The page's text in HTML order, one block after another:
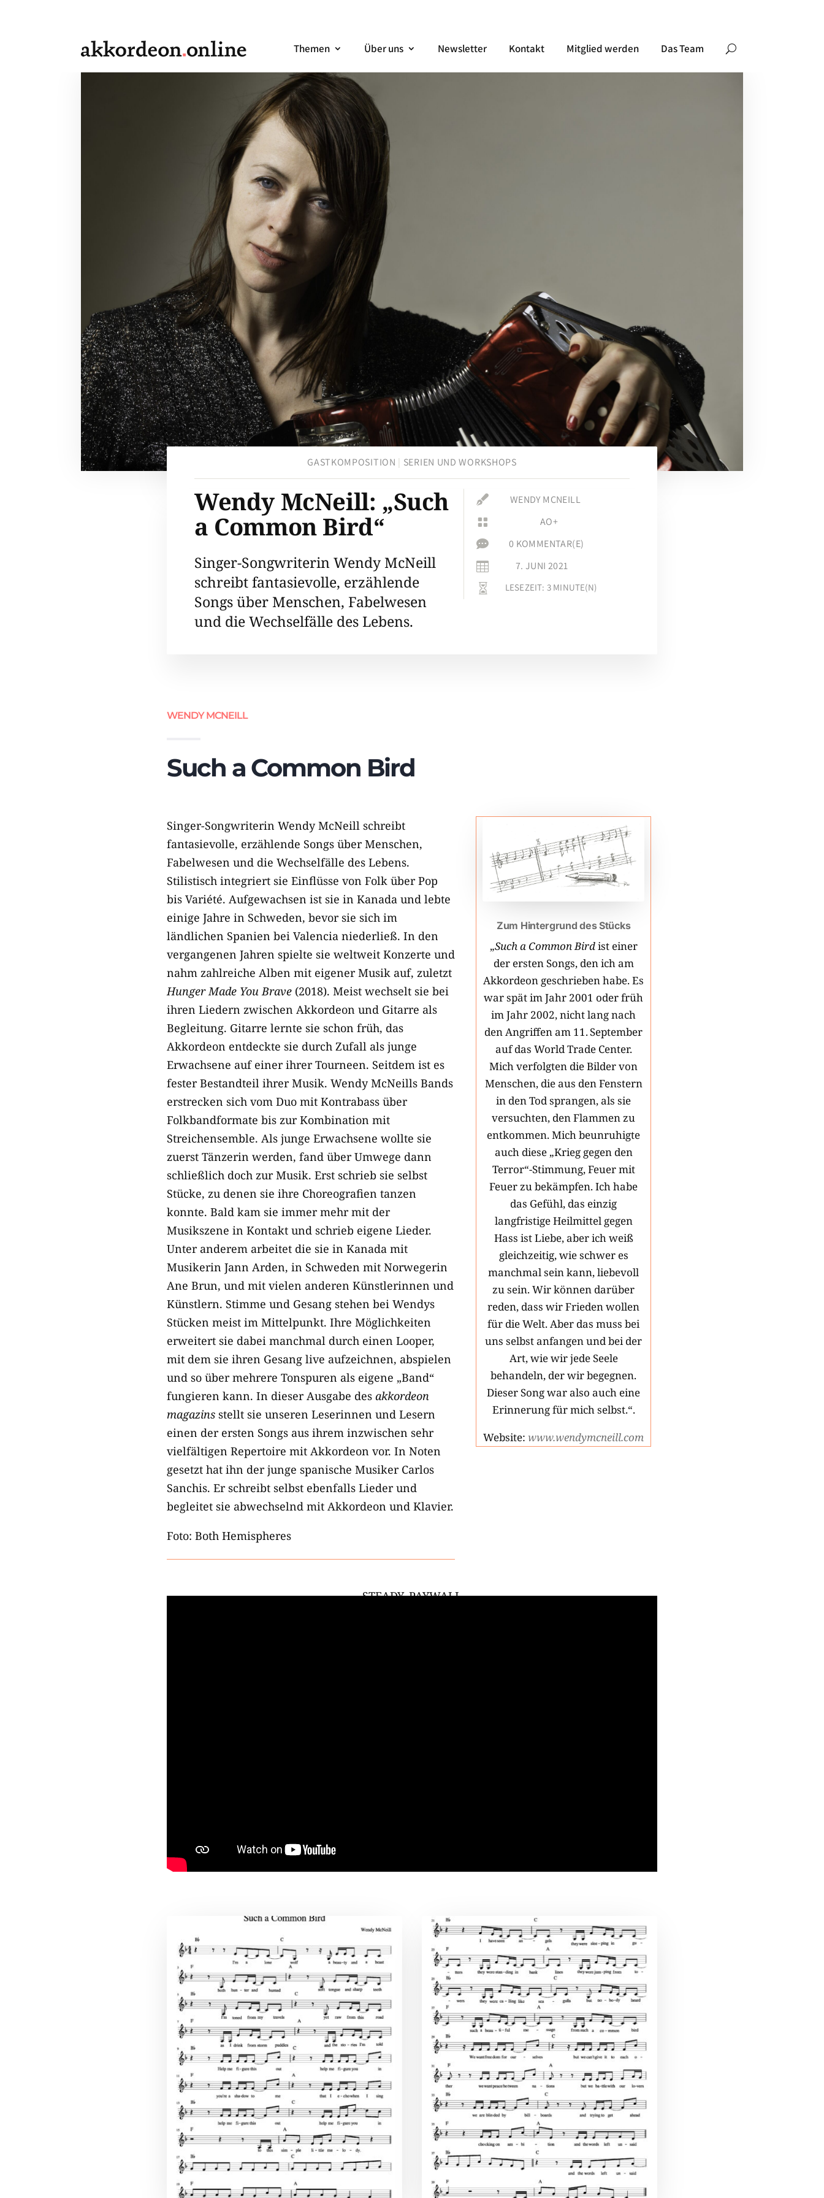
Themen Über uns Newsletter Kontakt Mitglied werden Das Team
GASTKOMPOSITION | SERIEN UND WORKSHOPS
Wendy McNeill: „Such
a Common Bird“
Singer-​Songwriterin Wendy McNeill
schreibt fantasievolle, erzählende
Songs über Menschen, Fabelwesen
und die Wechselfälle des Lebens.
 WENDY MCNEILL

AO+

0 KOMMENTAR(E)
 7. JUNI 2021
 LESEZEIT: 3 MINUTE(N)
WENDY MCNEILL
Such a Common Bird
Singer-​Songwriterin Wendy McNeill schreibt
fantasievolle, erzählende Songs über Menschen,
Fabelwesen und die Wechselfälle des Lebens.
Stilistisch integriert sie Einflüsse von Folk über Pop
bis Variété. Aufgewachsen ist sie in Kanada und lebte
einige Jahre in Schweden, bevor sie sich im
ländlichen Spanien bei Valencia niederließ. In den
vergangenen Jahren spielte sie weltweit Konzerte und
nahm zahlreiche Alben mit eigener Musik auf, zuletzt
Hunger Made You Brave (2018). Meist wechselt sie bei
ihren Liedern zwischen Akkordeon und Gitarre als
Begleitung. Gitarre lernte sie schon früh, das
Akkordeon entdeckte sie durch Zufall als junge
Erwachsene auf einer ihrer Tourneen. Seitdem ist es
fester Bestandteil ihrer Musik. Wendy McNeills Bands
erstrecken sich vom Duo mit Kontrabass über
Folkbandformate bis zur Kombination mit
Streichensemble. Als junge Erwachsene wollte sie
zuerst Tänzerin werden, fand über Umwege dann
schließlich doch zur Musik. Erst schrieb sie selbst
Stücke, zu denen sie ihre Choreografien tanzen
konnte. Bald kam sie immer mehr mit der
Musikszene in Kontakt und schrieb eigene Lieder.
Unter anderem arbeitet die sie in Kanada mit
Musikerin Jann Arden, in Schweden mit Norwegerin
Ane Brun, und mit vielen anderen Künstlerinnen und
Künstlern. Stimme und Gesang stehen bei Wendys
Stücken meist im Mittelpunkt. Ihre Möglichkeiten
erweitert sie dabei manchmal durch einen Looper,
mit dem sie ihren Gesang live aufzeichnen, abspielen
und so über mehrere Tonspuren als eigene „Band“
fungieren kann. In dieser Ausgabe des akkordeon
magazins stellt sie unseren Leserinnen und Lesern
einen der ersten Songs aus ihrem inzwischen sehr
vielfältigen Repertoire mit Akkordeon vor. In Noten
gesetzt hat ihn der junge spanische Musiker Carlos
Sanchis. Er schreibt selbst ebenfalls Lieder und
begleitet sie abwechselnd mit Akkordeon und Klavier.
Foto: Both Hemispheres
Zum Hintergrund des Stücks
„Such a Common Birdist einer
der ersten Songs, den ich am
Akkordeon geschrieben habe. Es
war spät im Jahr 2001 oder früh
im Jahr 2002, nicht lang nach
den Angriffen am 11. September
auf das World Trade Center.
Mich verfolgten die Bilder von
Menschen, die aus den Fenstern
in den Tod sprangen, als sie
versuchten, den Flammen zu
entkommen. Mich beunruhigte
auch diese „Krieg gegen den
Terror“-Stimmung, Feuer mit
Feuer zu bekämpfen. Ich habe
das Gefühl, das einzig
langfristige Heilmittel gegen
Hass ist Liebe, aber ich weiß
gleichzeitig, wie schwer es
manchmal sein kann, liebevoll
zu sein. Wir können darüber
reden, dass wir Frieden wollen
für die Welt. Aber das muss bei
uns selbst anfangen und bei der
Art, wie wir jede Seele
behandeln, der wir begegnen.
Dieser Song war also auch eine
Erinnerung für mich selbst.“.
Website:www.wendymcneill.com
___STEADY_PAYWALL___